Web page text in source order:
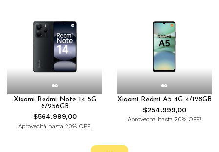
Xiaomi Redmi Note 14 5G
8/256GB
$564.999,00
Aprovechá hasta 20% OFF!
Xiaomi Redmi A5 4G 4/128GB
$254.999,00
Aprovechá hasta 20% OFF!